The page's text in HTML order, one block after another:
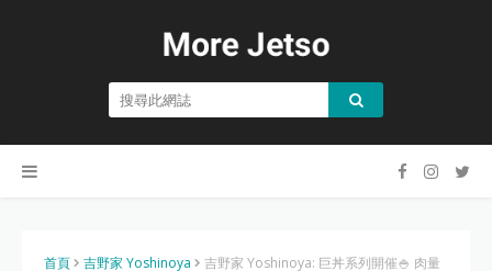
首頁 吉野家 Yoshinoya
吉野家 Yoshinoya: 巨丼系列開催🍚 肉量